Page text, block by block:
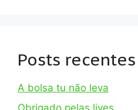
Posts recentes
A bolsa tu não leva
Obrigado pelas lives